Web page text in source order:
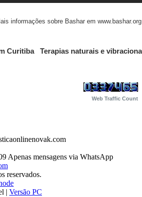
informações sobre Bashar em www.bashar.org
Curitiba Terapias naturais e
Web Traffic Count
Apenas mensagens via WhatsApp
reservados.
| Versão PC